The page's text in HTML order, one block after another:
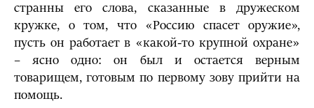
странны его слова, сказанные в дружеском
кружке, о том, что «Россию спасет оружие»,
пусть он работает в «какой-то крупной охране»
– ясно одно: он был и остается верным
товарищем, готовым по первому зову прийти на
помощь.